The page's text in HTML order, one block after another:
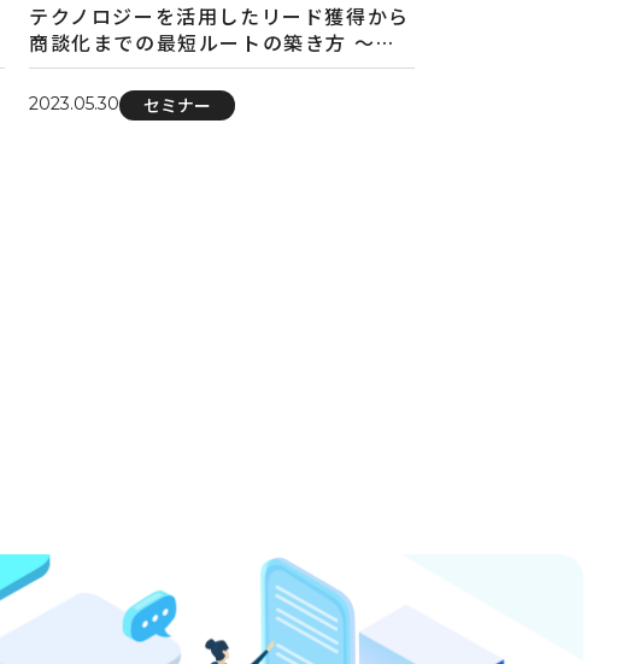
テクノロジーを活用したリード獲得から
商談化までの最短ルートの築き方 〜…
2023.05.30 セミナー